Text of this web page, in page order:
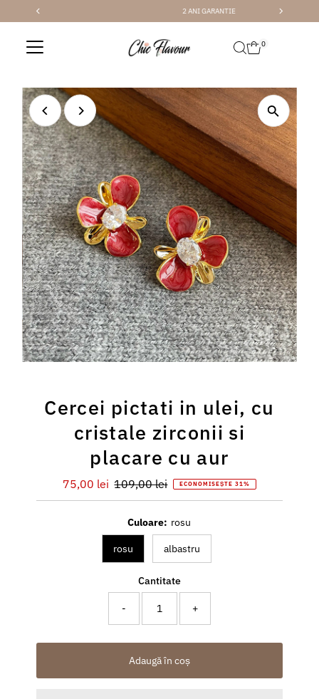
Sari la conținut 2 ANI GARANTIE
0
Cercei pictati in ulei, cu
cristale zirconii si
placare cu aur
Preț
redus
75,00 lei Preț
întreg
109,00 lei ECONOMISEȘTE 31%
Culoare: rosu
rosu albastru
Cantitate
- +
Adaugă în coș